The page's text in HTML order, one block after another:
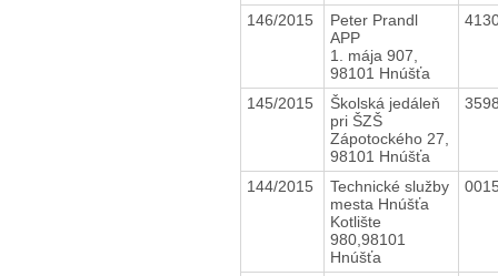
146/2015
Peter Prandl
APP
1. mája 907,
98101 Hnúšťa
145/2015
Školská jedáleň
pri ŠZŠ
Zápotockého 27,
98101 Hnúšťa
144/2015
Technické služby
mesta Hnúšťa
Kotlište
980,98101
Hnúšťa